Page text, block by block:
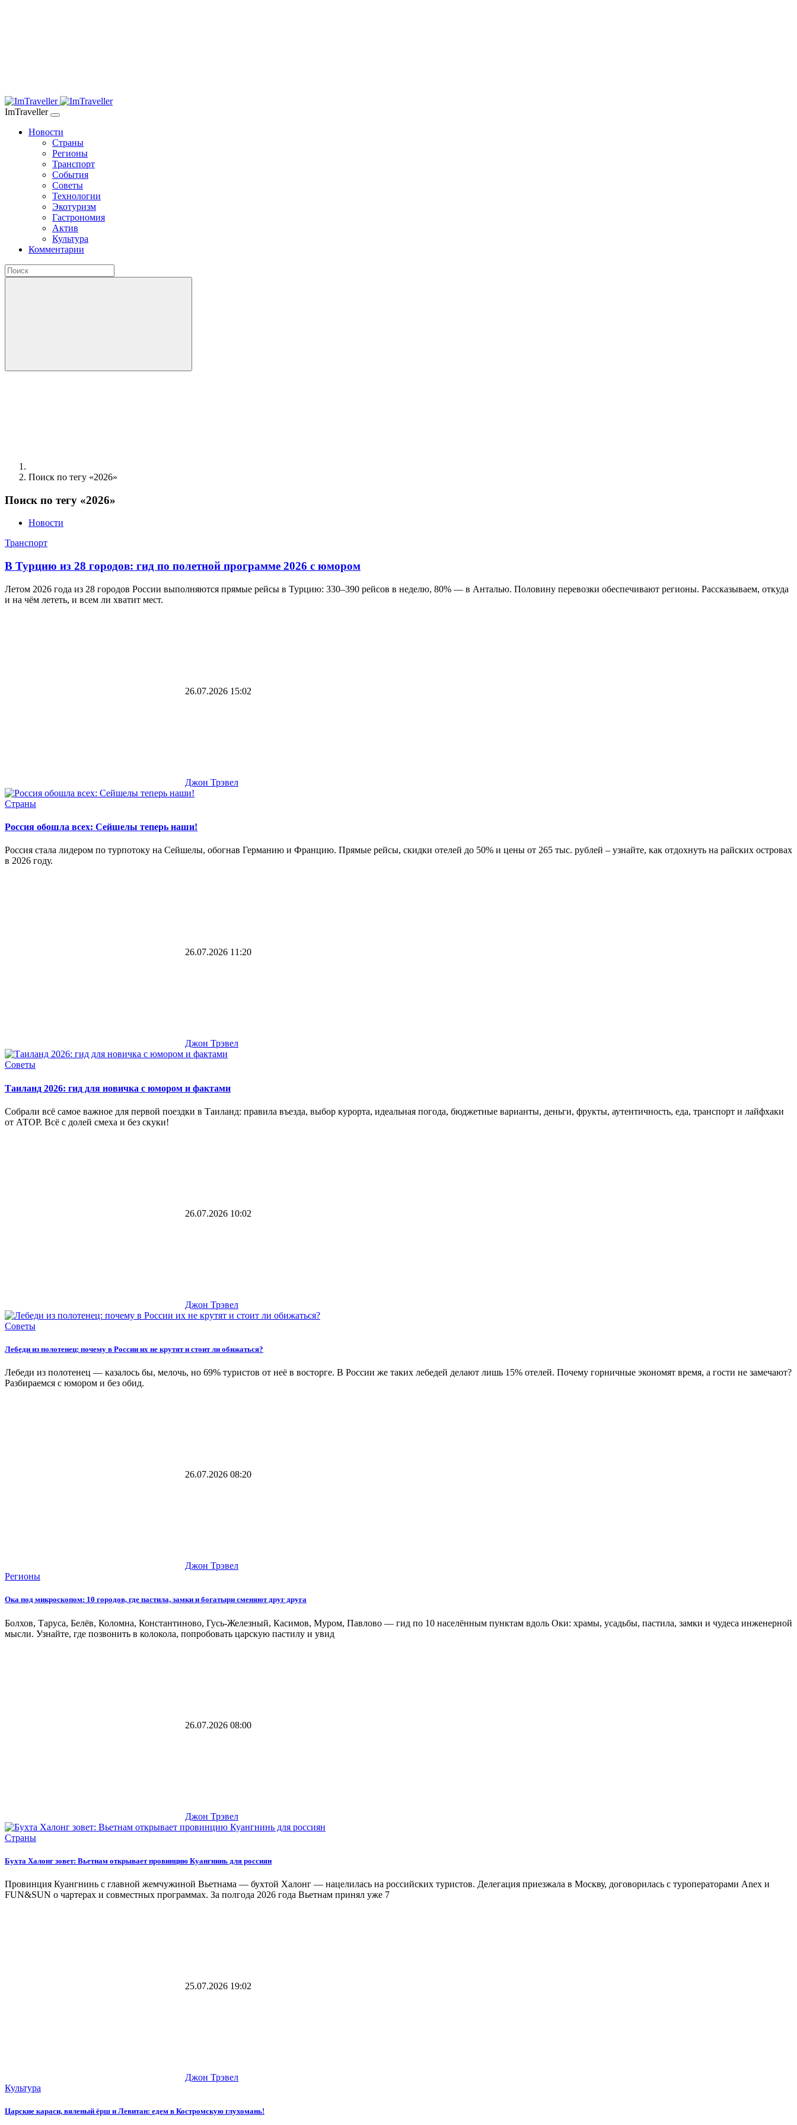
ImTraveller
Новости
Страны
Регионы
Транспорт
События
Советы
Технологии
Экотуризм
Гастрономия
Актив
Культура
Комментарии
Поиск по тегу «2026»
Поиск по тегу «2026»
Новости
Транспорт
В Турцию из 28 городов: гид по полетной программе 2026 с юмором
Летом 2026 года из 28 городов России выполняются прямые рейсы в Турцию: 330–390 рейсов в неделю, 80% — в Анталью. Половину перевозки обеспечивают регионы. Рассказываем, откуда
и на чём лететь, и всем ли хватит мест.
26.07.2026 15:02
Джон Трэвел
Страны
Россия обошла всех: Сейшелы теперь наши!
Россия стала лидером по турпотоку на Сейшелы, обогнав Германию и Францию. Прямые рейсы, скидки отелей до 50% и цены от 265 тыс. рублей – узнайте, как отдохнуть на райских островах
в 2026 году.
26.07.2026 11:20
Джон Трэвел
Советы
Таиланд 2026: гид для новичка с юмором и фактами
Собрали всё самое важное для первой поездки в Таиланд: правила въезда, выбор курорта, идеальная погода, бюджетные варианты, деньги, фрукты, аутентичность, еда, транспорт и лайфхаки
от АТОР. Всё с долей смеха и без скуки!
26.07.2026 10:02
Джон Трэвел
Советы
Лебеди из полотенец: почему в России их не крутят и стоит ли обижаться?
Лебеди из полотенец — казалось бы, мелочь, но 69% туристов от неё в восторге. В России же таких лебедей делают лишь 15% отелей. Почему горничные экономят время, а гости не замечают?
Разбираемся с юмором и без обид.
26.07.2026 08:20
Джон Трэвел
Регионы
Ока под микроскопом: 10 городов, где пастила, замки и богатыри сменяют друг друга
Болхов, Таруса, Белёв, Коломна, Константиново, Гусь-Железный, Касимов, Муром, Павлово — гид по 10 населённым пунктам вдоль Оки: храмы, усадьбы, пастила, замки и чудеса инженерной
мысли. Узнайте, где позвонить в колокола, попробовать царскую пастилу и увид
26.07.2026 08:00
Джон Трэвел
Страны
Бухта Халонг зовет: Вьетнам открывает провинцию Куангнинь для россиян
Провинция Куангнинь с главной жемчужиной Вьетнама — бухтой Халонг — нацелилась на российских туристов. Делегация приезжала в Москву, договорилась с туроператорами Anex и
FUN&SUN о чартерах и совместных программах. За полгода 2026 года Вьетнам принял уже 7
25.07.2026 19:02
Джон Трэвел
Культура
Царские караси, вяленый ёрш и Левитан: едем в Костромскую глухомань!